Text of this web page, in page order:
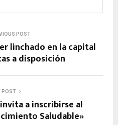
POST
linchado en la capital
a disposición
POST
a inscribirse al
Saludable»